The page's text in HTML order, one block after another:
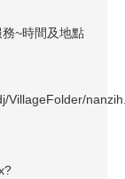
~時間及地點
VillageFolder/